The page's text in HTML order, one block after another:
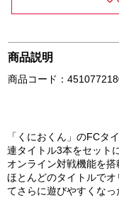
商品説明
商品コード：
「くにおくん」のFCタ
連タイトル3本をセット
オンライン対戦機能を
ほとんどのタイトルで
てさらに遊びやすくなっ